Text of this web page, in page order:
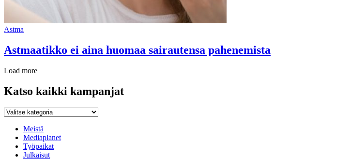
Astma
Astmaatikko ei aina huomaa sairautensa pahenemista
Load more
Katso kaikki kampanjat
Katso
kampanjat
Meistä
Mediaplanet
Työpaikat
Julkaisut